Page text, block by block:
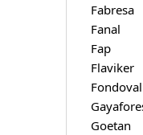
Fabresa
Fanal
Fap
Flaviker
Goetan